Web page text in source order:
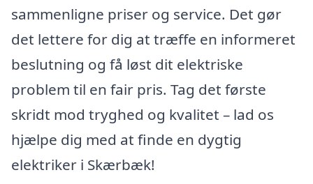
sammenligne priser og service. Det gør
det lettere for dig at træffe en informeret
beslutning og få løst dit elektriske
problem til en fair pris. Tag det første
skridt mod tryghed og kvalitet – lad os
hjælpe dig med at finde en dygtig
elektriker i Skærbæk!